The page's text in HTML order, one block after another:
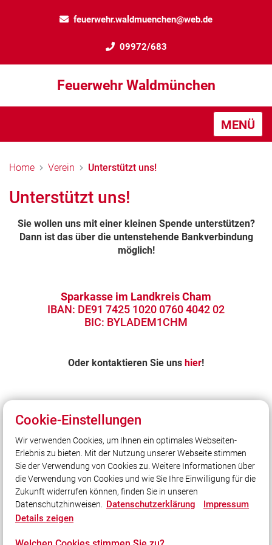
feuerwehr.waldmuenchen@web.de
09972/683
Feuerwehr Waldmünchen
MENÜ
Home Verein Unterstützt uns!
Unterstützt uns!
Sie wollen uns mit einer kleinen Spende unterstützen?
Dann ist das über die untenstehende Bankverbindung
möglich!
Sparkasse im Landkreis Cham
IBAN: DE91 7425 1020 0760 4042 02
BIC: BYLADEM1CHM
Oder kontaktieren Sie uns hier!
Unser Leitsatz
... im Dienst am Nächsten!
Social Media
Cookie-Einstellungen
Wir verwenden Cookies, um Ihnen ein optimales Webseiten-
Erlebnis zu bieten. Mit der Nutzung unserer Webseite stimmen
Sie der Verwendung von Cookies zu. Weitere Informationen über
die Verwendung von Cookies und wie Sie Ihre Einwilligung für die
Zukunft widerrufen können, finden Sie in unseren
Datenschutzhinweisen. Datenschutzerklärung
Impressum
Details zeigen